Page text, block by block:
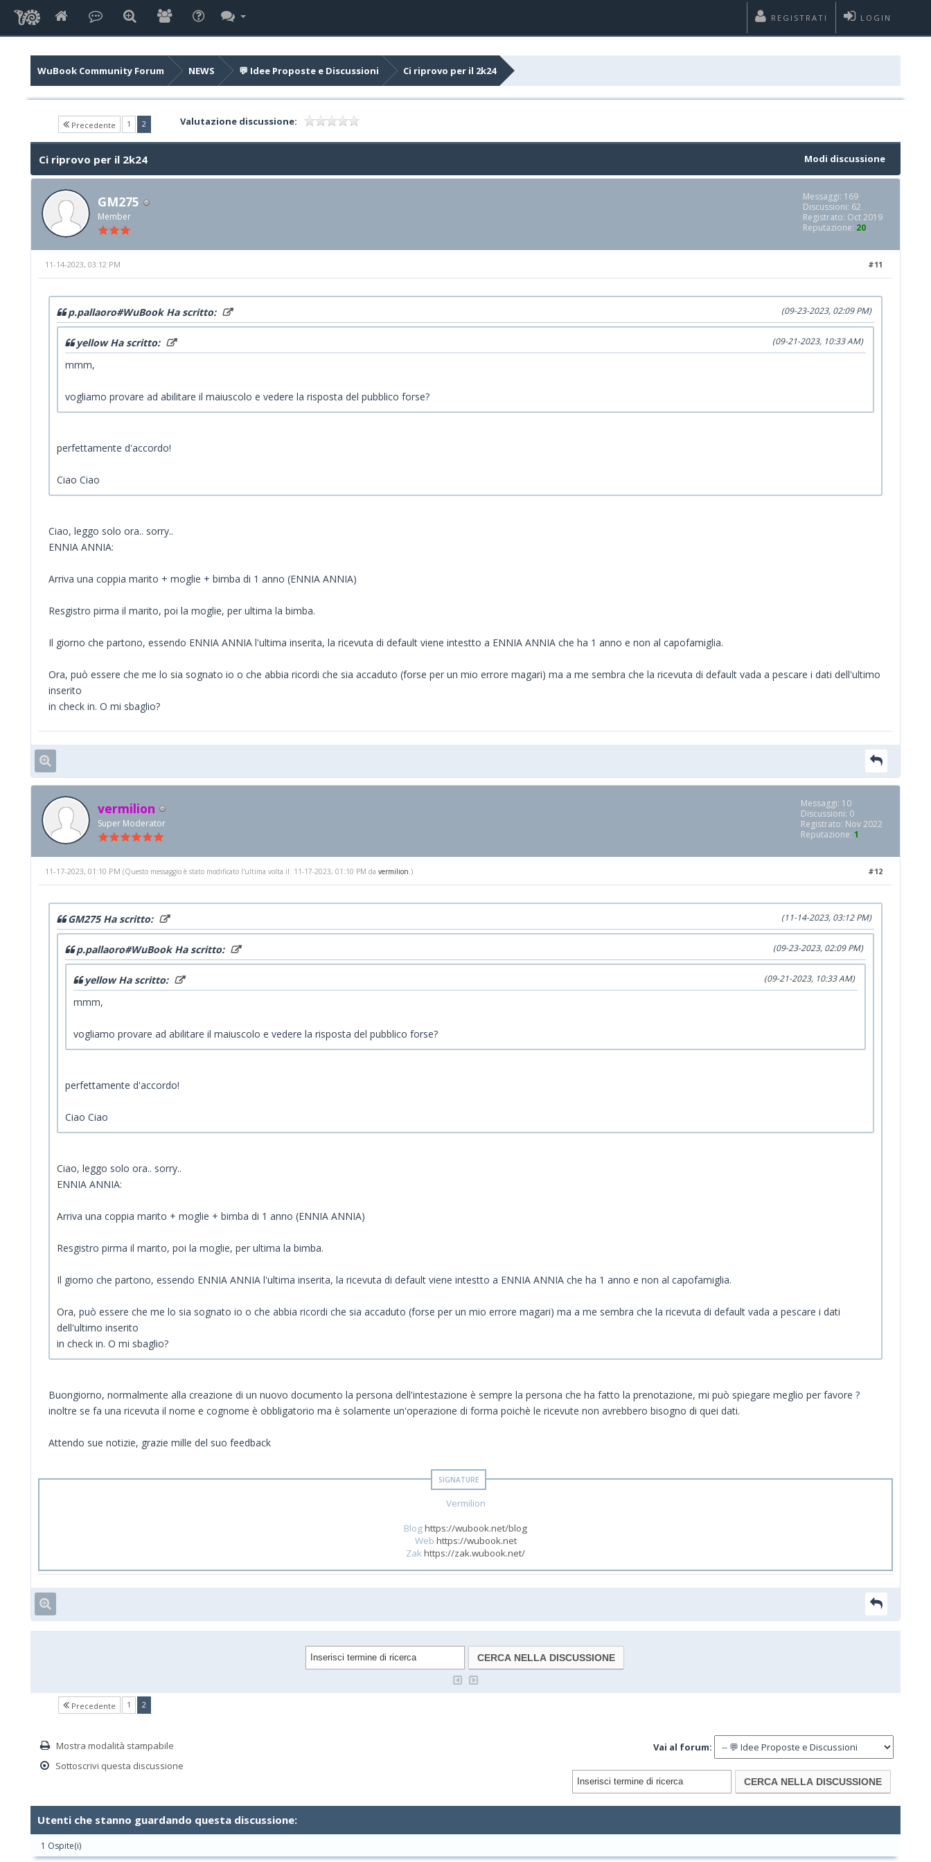
LOGIN
REGISTRATI
WuBook Community Forum NEWS 💬 Idee Proposte e Discussioni Ci riprovo per il 2k24
Precedente 1 2(current) Valutazione discussione:
Modi discussione
Ci riprovo per il 2k24
GM275
Member
Messaggi: 169
Discussioni: 62
Registrato: Oct 2019
Reputazione: 20
#11
11-14-2023, 03:12 PM
(09-23-2023, 02:09 PM)
p.pallaoro#WuBook Ha scritto:
(09-21-2023, 10:33 AM)
yellow Ha scritto:
mmm,
vogliamo provare ad abilitare il maiuscolo e vedere la risposta del pubblico forse?
perfettamente d'accordo!
Ciao Ciao
Ciao, leggo solo ora.. sorry..
ENNIA ANNIA:
Arriva una coppia marito + moglie + bimba di 1 anno (ENNIA ANNIA)
Resgistro pirma il marito, poi la moglie, per ultima la bimba.
Il giorno che partono, essendo ENNIA ANNIA l'ultima inserita, la ricevuta di default viene intestto a ENNIA ANNIA che ha 1 anno e non al capofamiglia.
Ora, può essere che me lo sia sognato io o che abbia ricordi che sia accaduto (forse per un mio errore magari) ma a me sembra che la ricevuta di default vada a pescare i dati dell'ultimo
inserito
in check in. O mi sbaglio?
vermilion
Super Moderator
Messaggi: 10
Discussioni: 0
Registrato: Nov 2022
Reputazione: 1
#12
11-17-2023, 01:10 PM (Questo messaggio è stato modificato l'ultima volta il: 11-17-2023, 01:10 PM da vermilion .)
(11-14-2023, 03:12 PM)
GM275 Ha scritto:
(09-23-2023, 02:09 PM)
p.pallaoro#WuBook Ha scritto:
(09-21-2023, 10:33 AM)
yellow Ha scritto:
mmm,
vogliamo provare ad abilitare il maiuscolo e vedere la risposta del pubblico forse?
perfettamente d'accordo!
Ciao Ciao
Ciao, leggo solo ora.. sorry..
ENNIA ANNIA:
Arriva una coppia marito + moglie + bimba di 1 anno (ENNIA ANNIA)
Resgistro pirma il marito, poi la moglie, per ultima la bimba.
Il giorno che partono, essendo ENNIA ANNIA l'ultima inserita, la ricevuta di default viene intestto a ENNIA ANNIA che ha 1 anno e non al capofamiglia.
Ora, può essere che me lo sia sognato io o che abbia ricordi che sia accaduto (forse per un mio errore magari) ma a me sembra che la ricevuta di default vada a pescare i dati
dell'ultimo inserito
in check in. O mi sbaglio?
Buongiorno, normalmente alla creazione di un nuovo documento la persona dell'intestazione è sempre la persona che ha fatto la prenotazione, mi può spiegare meglio per favore ?
inoltre se fa una ricevuta il nome e cognome è obbligatorio ma è solamente un'operazione di forma poichè le ricevute non avrebbero bisogno di quei dati.
Attendo sue notizie, grazie mille del suo feedback
Vermilion
Bloghttps://wubook.net/blog
Web https://wubook.net
Zak https://zak.wubook.net/
Precedente 1 2(current)
Mostra modalità stampabile
Sottoscrivi questa discussione
Vai al forum:
Utenti che stanno guardando questa discussione:
1 Ospite(i)